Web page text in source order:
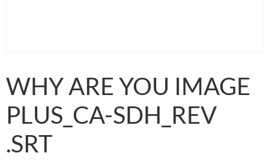
WHY ARE YOU IMAGE
PLUS_CA-SDH_REV
.SRT